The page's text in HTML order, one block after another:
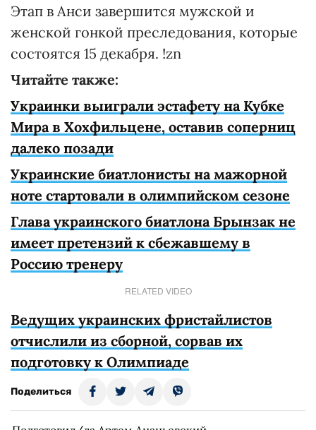
Дальмайер
флаг
8
Сюнневе Сулемдал
145
Елена Пидгрушная
Этап в Анси завершится мужской и
женской гонкой преследования, которые
состоятся 15 декабря. !zn
Читайте также:
Украинки выиграли эстафету на Кубке
Мира в Хохфильцене, оставив соперниц
далеко позади
Украинские биатлонисты на мажорной
ноте стартовали в олимпийском сезоне
Глава украинского биатлона Брынзак не
имеет претензий к сбежавшему в
Россию тренеру
RELATED VIDEO
Ведущих украинских фристайлистов
отчислили из сборной, сорвав их
подготовку к Олимпиаде
Поделиться